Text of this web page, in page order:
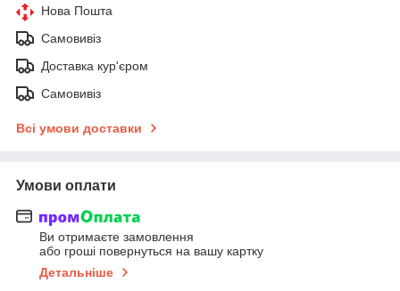
Нова Пошта
Самовивіз
Доставка кур'єром
Самовивіз
Всі умови доставки
Умови оплати
Ви отримаєте замовлення
або гроші повернуться на вашу картку
Детальніше